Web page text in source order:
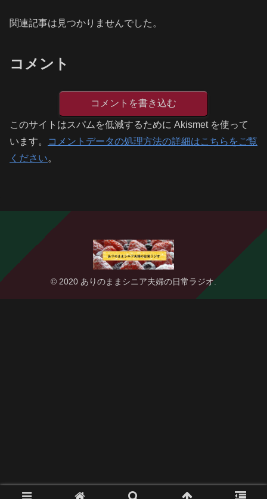
関連記事は見つかりませんでした。
コメント
コメントを書き込む
このサイトはスパムを低減するために Akismet を使って
います。
コメントデータの処理方法の詳細はこちらをご覧
ください。
© 2020 ありのままシニア夫婦の日常ラジオ.